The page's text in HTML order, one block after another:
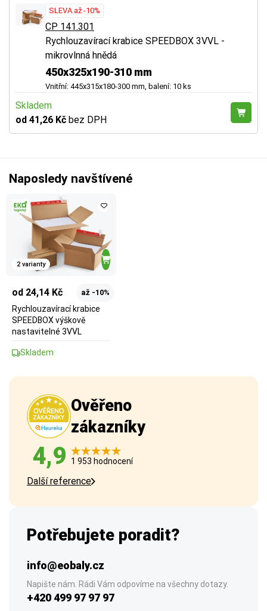
SLEVA až -10%
CP 141.301
Rychlouzavírací krabice SPEEDBOX 3VVL -
mikrovlnná hnědá
450x325x190-310 mm
Vnitřní: 445x315x180-300 mm, balení: 10 ks
Skladem
od 41,26 Kč bez DPH
Naposledy navštívené
2 varianty
od 24,14 Kč až -10%
Rychlouzavírací krabice
SPEEDBOX výškově
nastavitelné 3VVL
Skladem
Ověřeno
zákazníky
4,9 1 953 hodnocení
Další reference
Potřebujete poradit?
info@eobaly.cz
Napište nám. Rádi Vám odpovíme na všechny dotazy.
+420 499 97 97 97